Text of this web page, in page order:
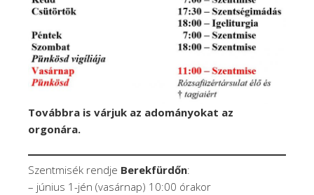
Továbbra is várjuk az adományokat az
orgonára.
Szentmisék rendje Berekfürdőn:
– június 1-jén (vasárnap) 10:00 órakor